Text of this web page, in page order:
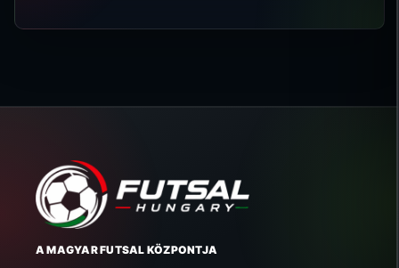
A MAGYAR FUTSAL KÖZPONTJA